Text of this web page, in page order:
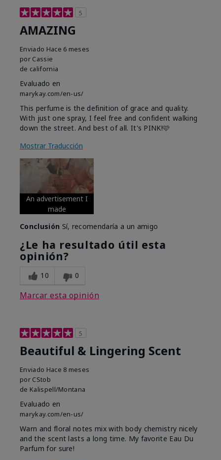
5
AMAZING
Enviado Hace 6 meses
por Cassie
de california
Evaluado en
marykay.com/en-us/
This perfume is the definition of grace and quality.
With just one spray, I feel free and confident walking
down the street. And best of all. It's PINK!🩷
Mostrar Traducción
An advertisement I
made
Conclusión Sí, recomendaría a un amigo
¿Le ha resultado útil esta
opinión?
10 0
Marcar esta opinión
5
Beautiful & Lingering Scent
Enviado Hace 8 meses
por CStob
de Kalispell/Montana
Evaluado en
marykay.com/en-us/
Warn and floral notes mix with body chemistry nicely
and the scent lasts a long time. My favorite Eau Du
Parfum for sure!